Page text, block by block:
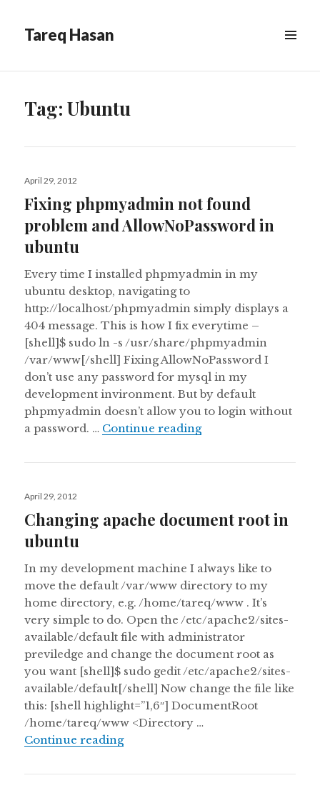
Tareq Hasan
WIDGETS
Tag:Ubuntu
Posted
April 29, 2012
Fixing phpmyadmin not found
problem and AllowNoPassword in
ubuntu
Every time I installed phpmyadmin in my
ubuntu desktop, navigating to
http://localhost/phpmyadmin simply displays a
404 message. This is how I fix everytime –
[shell]$ sudo ln -s /usr/share/phpmyadmin
/var/www[/shell] Fixing AllowNoPassword I
don’t use any password for mysql in my
development invironment. But by default
phpmyadmin doesn’t allow you to login without
a password. … Continue readingFixing phpmyadmin
Posted
April 29, 2012
Changing apache document root in
ubuntu
In my development machine I always like to
move the default /var/www directory to my
home directory, e.g. /home/tareq/www . It’s
very simple to do. Open the /etc/apache2/sites-
available/default file with administrator
previledge and change the document root as
you want [shell]$ sudo gedit /etc/apache2/sites-
available/default[/shell] Now change the file like
this: [shell highlight=”1,6″] DocumentRoot
/home/tareq/www <Directory …
Continue readingChanging apache document root